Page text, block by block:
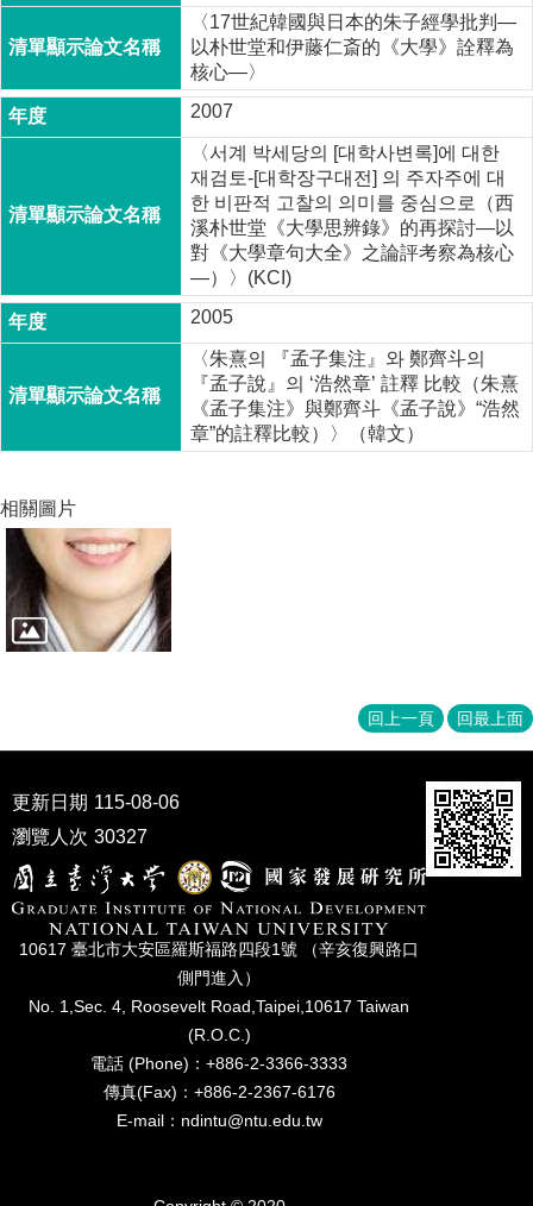
〈17世紀韓國與日本的朱子經學批判―
以朴世堂和伊藤仁斎的《大學》詮釋為
核心―〉
2007
〈서계 박세당의 [대학사변록]에 대한
재검토-[대학장구대전] 의 주자주에 대
한 비판적 고찰의 의미를 중심으로（西
溪朴世堂《大學思辨錄》的再探討―以
對《大學章句大全》之論評考察為核心
―）〉(KCI)
2005
〈朱熹의 『孟子集注』와 鄭齊斗의
『孟子說』의 ‘浩然章’ 註釋 比較（朱熹
《孟子集注》與鄭齊斗《孟子說》“浩然
章”的註釋比較）〉（韓文）
相關圖片
回上一頁 回最上面
更新日期 115-08-06
瀏覽人次 30327
10617 臺北市⼤安區羅斯福路四段1號 （辛亥復興路⼝
側⾨進入）
No. 1,Sec. 4, Roosevelt Road,Taipei,10617 Taiwan
(R.O.C.)
電話 (Phone)：+886-2-3366-3333
傳真(Fax)：+886-2-2367-6176
E-mail：ndintu@ntu.edu.tw